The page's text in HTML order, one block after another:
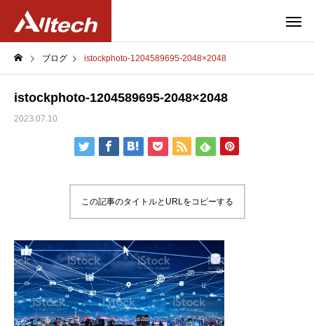
ブログ istockphoto-1204589695-2048×2048
istockphoto-1204589695-2048×2048
2023.07.10
この記事のタイトルとURLをコピーする